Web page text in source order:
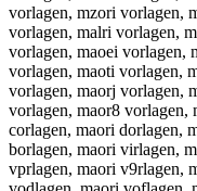
vorlagen, mzori vorlagen,
vorlagen, malri vorlagen,
vorlagen, maoei vorlagen,
vorlagen, maoti vorlagen,
vorlagen, maorj vorlagen,
vorlagen, maor8 vorlagen,
corlagen, maori dorlagen,
borlagen, maori virlagen,
vprlagen, maori v9rlagen,